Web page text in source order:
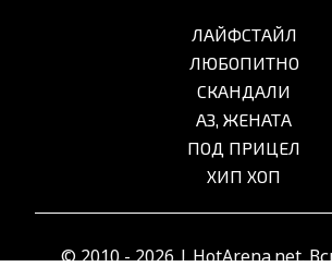
ЛАЙФСТАЙЛ
ЛЮБОПИТНО
СКАНДАЛИ
АЗ, ЖЕНАТА
ПОД ПРИЦЕЛ
ХИП ХОП
© 2010 - 2026 | HotArena.net.